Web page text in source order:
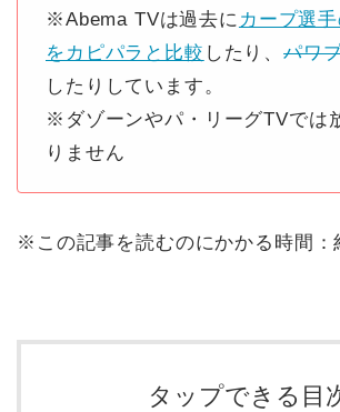
※Abema TVは過去に カープ選
をカピパラと比較 したり、パワ
したりしています。
※ダゾーンやパ・リーグTVでは
りません
※この記事を読むのにかかる時間：
タップできる目